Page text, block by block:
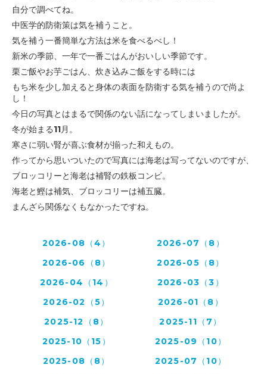
自分で調べてね。
中医学的防衛策は気を補うこと。
気を補う一番簡単な方法は米を食べるべし！
新米の季節、一年で一番ごはんがおいしい季節です。
栗ご飯やお芋ごはん、炊き込みご飯をする時には
もち米を少し加えると身体の表面を防衛する気を補うので尚よ
し！
今日の写真とはまるで関係のない話になってしまいましたが。
冬が始まる11月。
寒さに弱い腎が喜ぶ食材が揃った和えもの。
作ってから思いついたので写真には海老は写ってないのですが、
ブロッコリーと海老は補腎の鉄板コンビ。
海老と鰹は補気、ブロッコリーは補五臓。
まんざら関係なくもなかったですね。
2026-08（4）
2026-07（8）
2026-06（8）
2026-05（8）
2026-04（14）
2026-03（3）
2026-02（5）
2026-01（8）
2025-12（8）
2025-11（7）
2025-10（15）
2025-09（10）
2025-08（8）
2025-07（10）